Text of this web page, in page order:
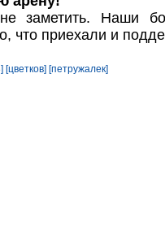
заметить. Наши
что приехали и
[цветков] [петружалек]